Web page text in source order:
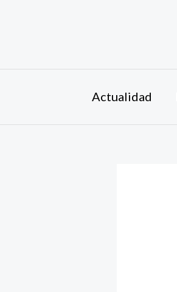
Actualidad